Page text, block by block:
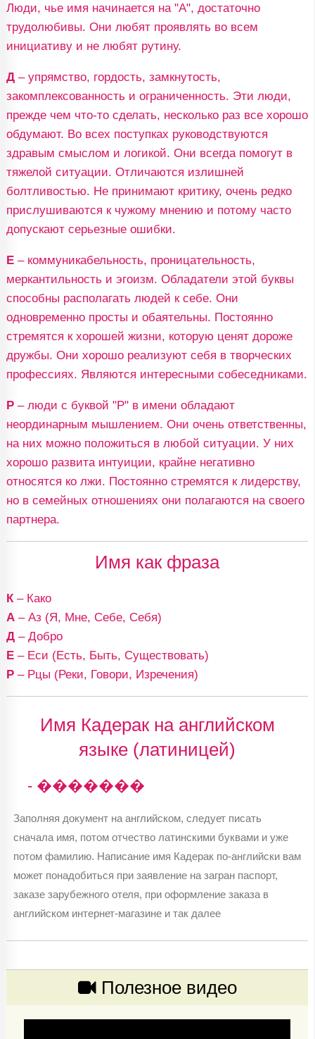
Люди, чье имя начинается на "А", достаточно
трудолюбивы. Они любят проявлять во всем
инициативу и не любят рутину.
Д– упрямство, гордость, замкнутость,
закомплексованность и ограниченность. Эти люди,
прежде чем что-то сделать, несколько раз все хорошо
обдумают. Во всех поступках руководствуются
здравым смыслом и логикой. Они всегда помогут в
тяжелой ситуации. Отличаются излишней
болтливостью. Не принимают критику, очень редко
прислушиваются к чужому мнению и потому часто
допускают серьезные ошибки.
Е– коммуникабельность, проницательность,
меркантильность и эгоизм. Обладатели этой буквы
способны располагать людей к себе. Они
одновременно просты и обаятельны. Постоянно
стремятся к хорошей жизни, которую ценят дороже
дружбы. Они хорошо реализуют себя в творческих
профессиях. Являются интересными собеседниками.
Р– люди с буквой "Р" в имени обладают
неординарным мышлением. Они очень ответственны,
на них можно положиться в любой ситуации. У них
хорошо развита интуиции, крайне негативно
относятся ко лжи. Постоянно стремятся к лидерству,
но в семейных отношениях они полагаются на своего
партнера.
Имя как фраза
К– Како
А– Аз (Я, Мне, Себе, Себя)
Д– Добро
Е– Еси (Есть, Быть, Существовать)
Р– Рцы (Реки, Говори, Изречения)
Имя Кадерак на английском
языке (латиницей)
- �������
Заполняя документ на английском, следует писать
сначала имя, потом отчество латинскими буквами и уже
потом фамилию. Написание имя Кадерак по-английски вам
может понадобиться при заявление на загран паспорт,
заказе зарубежного отеля, при оформление заказа в
английском интернет-магазине и так далее
Полезное видео